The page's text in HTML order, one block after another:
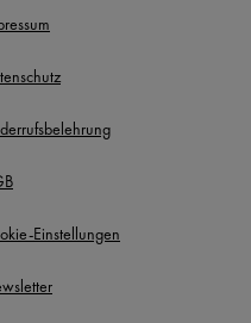
Einstellungen